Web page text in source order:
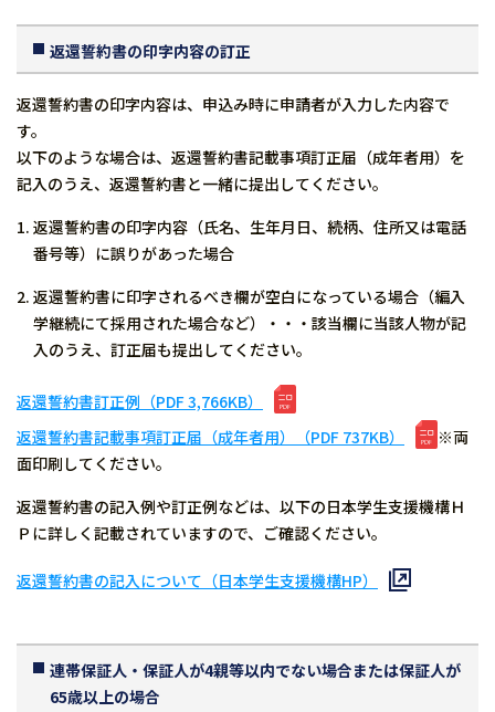
返還誓約書の印字内容の訂正
返還誓約書の印字内容は、申込み時に申請者が入力した内容で
す。
以下のような場合は、返還誓約書記載事項訂正届（成年者用）を
記入のうえ、返還誓約書と一緒に提出してください。
返還誓約書の印字内容（氏名、生年月日、続柄、住所又は電話
番号等）に誤りがあった場合
返還誓約書に印字されるべき欄が空白になっている場合（編入
学継続にて採用された場合など）・・・該当欄に当該人物が記
入のうえ、訂正届も提出してください。
返還誓約書訂正例（PDF 3,766KB）
返還誓約書記載事項訂正届（成年者用）（PDF 737KB）
※両
面印刷してください。
返還誓約書の記入例や訂正例などは、以下の日本学生支援機構Ｈ
Ｐに詳しく記載されていますので、ご確認ください。
返還誓約書の記入について（日本学生支援機構HP）
連帯保証人・保証人が4親等以内でない場合または保証人が
65歳以上の場合